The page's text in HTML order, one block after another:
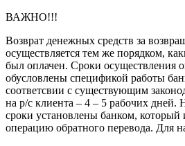
ВАЖНО!!!
Возврат денежных средств за
осуществляется тем же порядком,
был оплачен. Сроки осуществления
обусловлены спецификой работы
соответсвии с существующим
на р/с клиента – 4 – 5 рабочих дней.
сроки установлены банком, который
операцию обратного перевода. Для